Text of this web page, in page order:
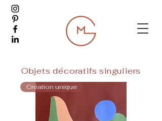
Objets décoratifs singuliers
Création unique